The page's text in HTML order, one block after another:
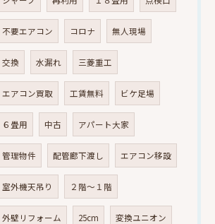
不要エアコン コロナ 無人現場
交換 水漏れ 三菱重工
エアコン買取 工賃無料 ビケ足場
６畳用 中古 アパート大家
管理物件 配管廊下渡し エアコン移設
室外機天吊り ２階～１階
外壁リフォーム 25cm 変換ユニオン